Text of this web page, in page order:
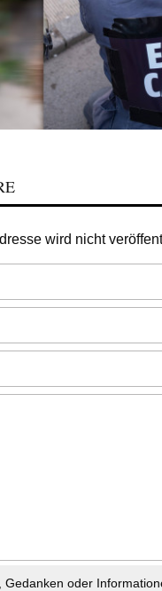
wird nicht
Gedanken oder